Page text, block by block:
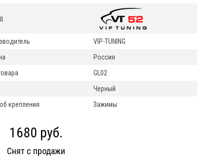
1680 руб.
Снят с продажи
VIP-TUNING
Россия
GL02
Черный
крепления
Зажимы